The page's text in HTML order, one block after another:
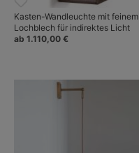
Kasten-Wandleuchte mit feinem
Lochblech für indirektes Licht
ab 1.110,00 €